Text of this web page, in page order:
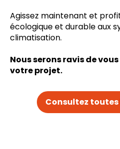
Agissez maintenant et
écologique et durable aux
climatisation.
Nous serons ravis de
votre projet.
Consultez